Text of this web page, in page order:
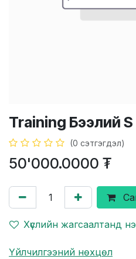
Training Бээлий S
(0 сэтгэгдэл)
50'000.0000 ₮
Хүслийн жагсаалтанд
Үйлчилгээний нөхцөл